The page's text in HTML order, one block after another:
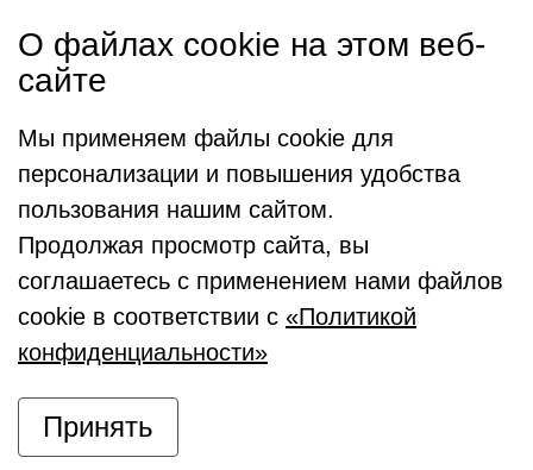
О файлах cookie на этом веб-
сайте
Мы применяем файлы cookie для
персонализации и повышения удобства
пользования нашим сайтом.
Продолжая просмотр сайта, вы
соглашаетесь с применением нами файлов
cookie в соответствии с «Политикой
конфиденциальности»
Принять